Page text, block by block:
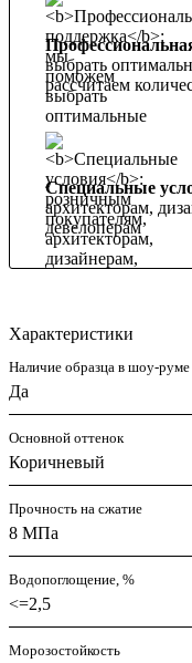
выбрать
рассчитаем
Специальные
архитекторам,
девелоперам
Характеристики
Наличие образца в шоу-руме
Да
Основной оттенок
Коричневый
Прочность на сжатие
8 МПа
Водопоглощение, %
<=2,5
Морозостойкость